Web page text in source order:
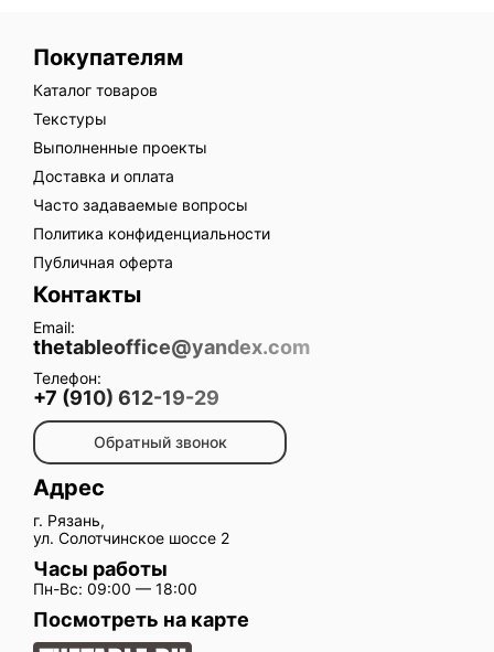
Покупателям
Каталог товаров
Текстуры
Выполненные проекты
Доставка и оплата
Часто задаваемые вопросы
Политика конфиденциальности
Публичная оферта
Контакты
Email:
thetableoffice@yandex.com
Телефон:
+7 (910) 612-19-29
Обратный звонок
Адрес
г. Рязань,
ул. Солотчинское шоссе 2
Часы работы
Пн-Вс: 09:00 — 18:00
Посмотреть на карте